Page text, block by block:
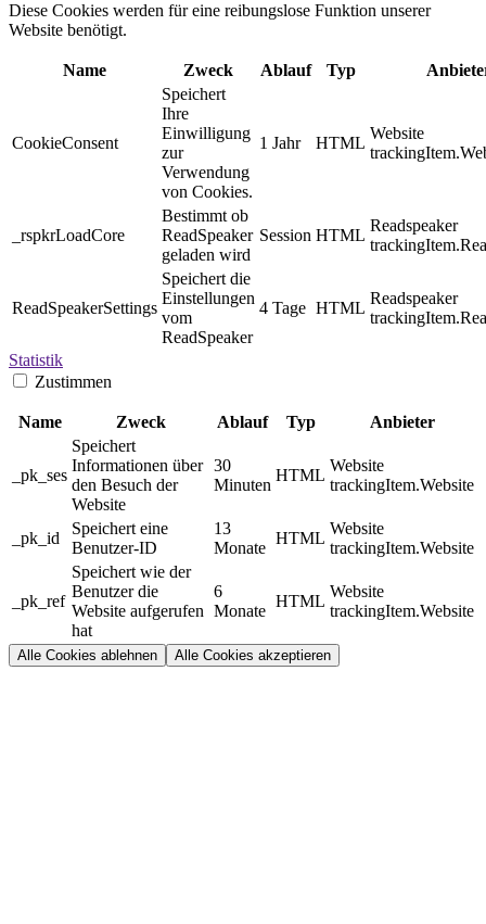
Diese Cookies werden für eine reibungslose Funktion unserer
Website benötigt.
Name Zweck Ablauf Typ
CookieConsent
Speichert
Ihre
Einwilligung
zur
Verwendung
von Cookies.
1 Jahr HTML
Website
_rspkrLoadCore
Bestimmt ob
ReadSpeaker
geladen wird
Session HTML
Readspeaker
ReadSpeakerSettings
Speichert die
Einstellungen
vom
ReadSpeaker
4 Tage HTML
Readspeaker
Statistik
Zustimmen
Name Zweck Ablauf Typ Anbieter
_pk_ses
Speichert
Informationen über
den Besuch der
Website
30
Minuten
HTML
Website
trackingItem.Website
_pk_id
Speichert eine
Benutzer-ID
13
Monate
HTML
Website
trackingItem.Website
_pk_ref
Speichert wie der
Benutzer die
Website aufgerufen
hat
6
Monate
HTML
Website
trackingItem.Website
Alle Cookies ablehnen Alle Cookies akzeptieren